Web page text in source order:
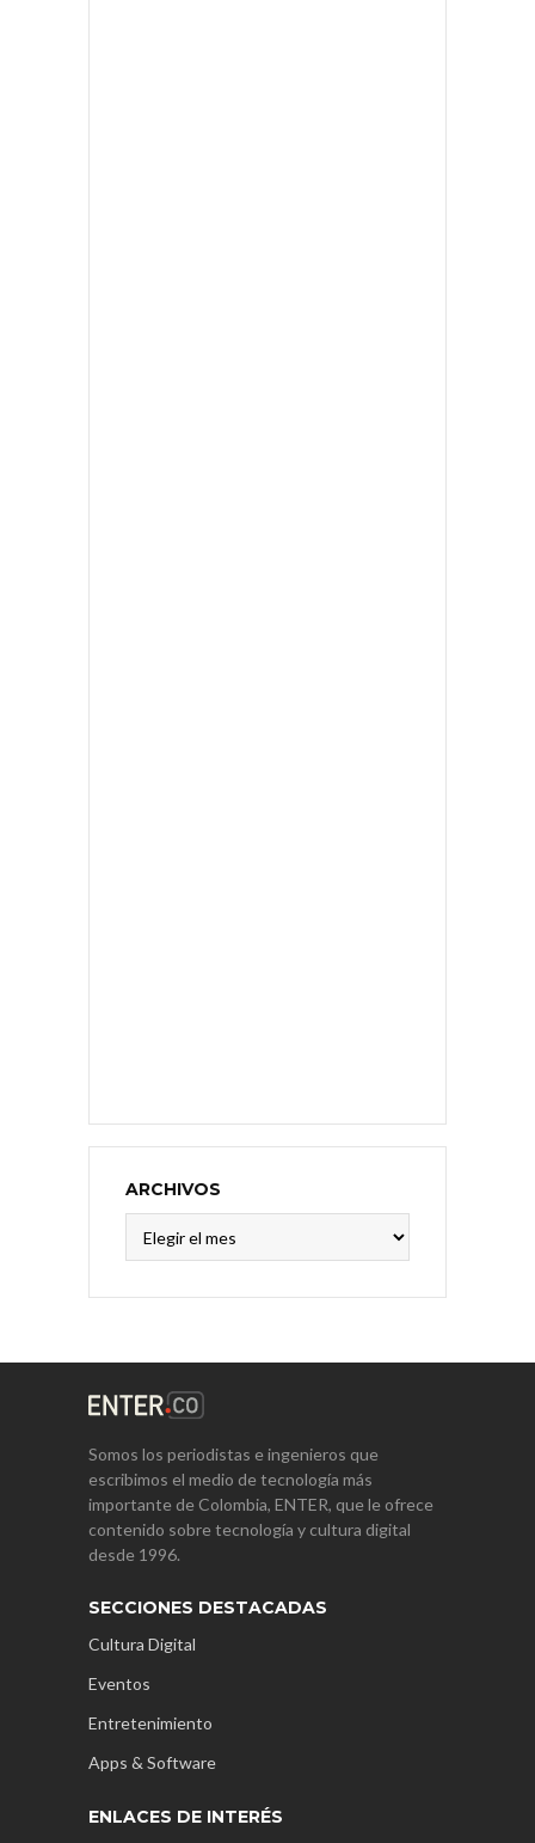
ARCHIVOS
Somos los periodistas e ingenieros que
escribimos el medio de tecnología más
importante de Colombia, ENTER, que le ofrece
contenido sobre tecnología y cultura digital
desde 1996.
SECCIONES DESTACADAS
Cultura Digital
Eventos
Entretenimiento
Apps & Software
ENLACES DE INTERÉS